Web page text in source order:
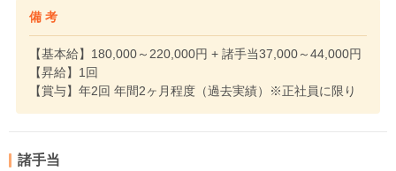
備 考
【基本給】180,000～220,000円 + 諸手当37,000～44,000円
【昇給】1回
【賞与】年2回 年間2ヶ月程度（過去実績）※正社員に限り
諸手当